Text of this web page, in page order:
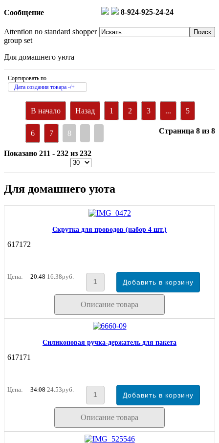
8-924-925-24-24
Сообщение
Attention no standard shopper
group set
Для домашнего уюта
Сортировать по
Дата создания товара -/+
В начало Назад 1 2 3 ... 5
6 7 8 Страница 8 из 8
Показано 211 - 232 из 232
Для домашнего уюта
Скрутка для проводов (набор 4 шт.)
617172
Цена: 20.48 16.38руб.
Описание товара
Силиконовая ручка-держатель для пакета
617171
Цена: 34.08 24.53руб.
Описание товара